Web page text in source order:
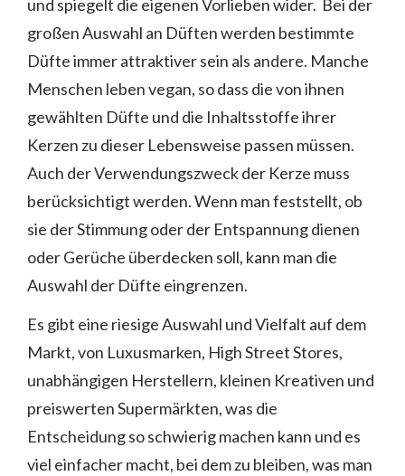
und spiegelt die eigenen Vorlieben wider. Bei der
großen Auswahl an Düften werden bestimmte
Düfte immer attraktiver sein als andere. Manche
Menschen leben vegan, so dass die von ihnen
gewählten Düfte und die Inhaltsstoffe ihrer
Kerzen zu dieser Lebensweise passen müssen.
Auch der Verwendungszweck der Kerze muss
berücksichtigt werden. Wenn man feststellt, ob
sie der Stimmung oder der Entspannung dienen
oder Gerüche überdecken soll, kann man die
Auswahl der Düfte eingrenzen.
Es gibt eine riesige Auswahl und Vielfalt auf dem
Markt, von Luxusmarken, High Street Stores,
unabhängigen Herstellern, kleinen Kreativen und
preiswerten Supermärkten, was die
Entscheidung so schwierig machen kann und es
viel einfacher macht, bei dem zu bleiben, was man